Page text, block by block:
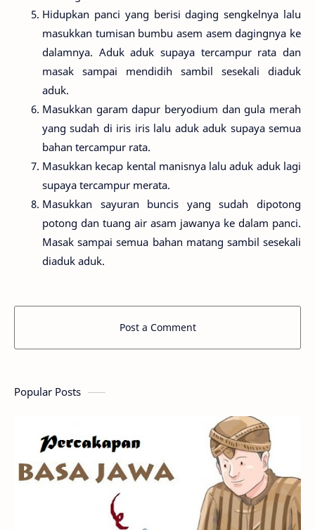
Hidupkan panci yang berisi daging sengkelnya lalu
masukkan tumisan bumbu asem asem dagingnya ke
dalamnya. Aduk aduk supaya tercampur rata dan
masak sampai mendidih sambil sesekali diaduk
aduk.
Masukkan garam dapur beryodium dan gula merah
yang sudah di iris iris lalu aduk aduk supaya semua
bahan tercampur rata.
Masukkan kecap kental manisnya lalu aduk aduk lagi
supaya tercampur merata.
Masukkan sayuran buncis yang sudah dipotong
potong dan tuang air asam jawanya ke dalam panci.
Masak sampai semua bahan matang sambil sesekali
diaduk aduk.
Post a Comment
Popular Posts